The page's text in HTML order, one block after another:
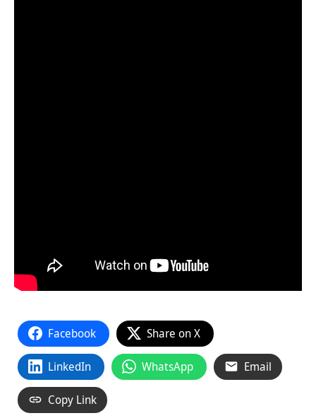
Facebook Share on X
LinkedIn WhatsApp Email
Copy Link